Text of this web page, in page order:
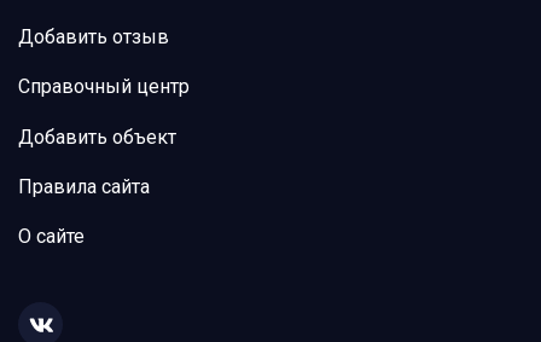
Добавить отзыв
Справочный центр
Добавить объект
Правила сайта
О сайте